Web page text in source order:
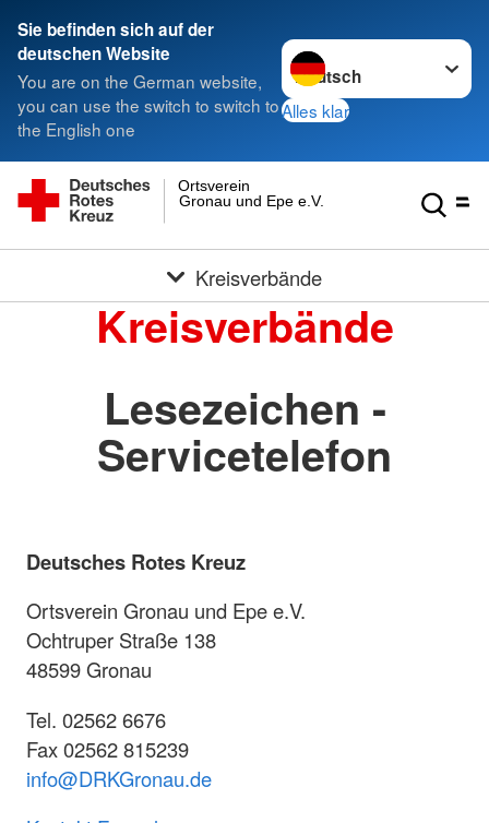
Sie befinden sich auf der
deutschen Website
You are on the German website,
you can use the switch to switch to
the English one
Sprache wechseln zu
Alles klar
Gronau und Epe e.V.
Ortsverein
Kreisverbände
Kreisverbände
Lesezeichen -
Servicetelefon
Deutsches Rotes Kreuz
Ortsverein Gronau und Epe e.V.
Ochtruper Straße 138
48599 Gronau
Tel. 02562 6676
Fax 02562 815239
info@DRKGronau.de